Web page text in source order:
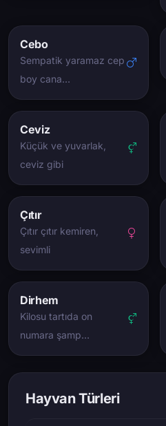
Cebo
Sempatik yaramaz cep
boy cana…
Ceviz
Küçük ve yuvarlak,
ceviz gibi
Çıtır
Çıtır çıtır kemiren,
sevimli
Dirhem
Kilosu tartıda on
numara şamp…
Hayvan Türleri